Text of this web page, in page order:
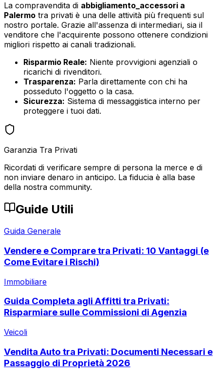
La compravendita di abbigliamento_accessori a
Palermo tra privati è una delle attività più frequenti sul
nostro portale. Grazie all'assenza di intermediari, sia il
venditore che l'acquirente possono ottenere condizioni
migliori rispetto ai canali tradizionali.
Risparmio Reale: Niente provvigioni agenziali o
ricarichi di rivenditori.
Trasparenza: Parla direttamente con chi ha
posseduto l'oggetto o la casa.
Sicurezza: Sistema di messaggistica interno per
proteggere i tuoi dati.
Garanzia Tra Privati
Ricordati di verificare sempre di persona la merce e di
non inviare denaro in anticipo. La fiducia è alla base
della nostra community.
Guide Utili
Guida Generale
Vendere e Comprare tra Privati: 10 Vantaggi (e
Come Evitare i Rischi)
Immobiliare
Guida Completa agli Affitti tra Privati:
Risparmiare sulle Commissioni di Agenzia
Veicoli
Vendita Auto tra Privati: Documenti Necessari e
Passaggio di Proprietà 2026